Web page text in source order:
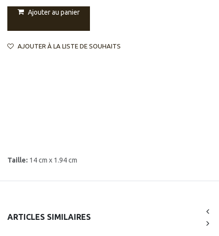
Ajouter au panier
AJOUTER À LA LISTE DE SOUHAITS
Taille: 14 cm x 1.94 cm
ARTICLES SIMILAIRES